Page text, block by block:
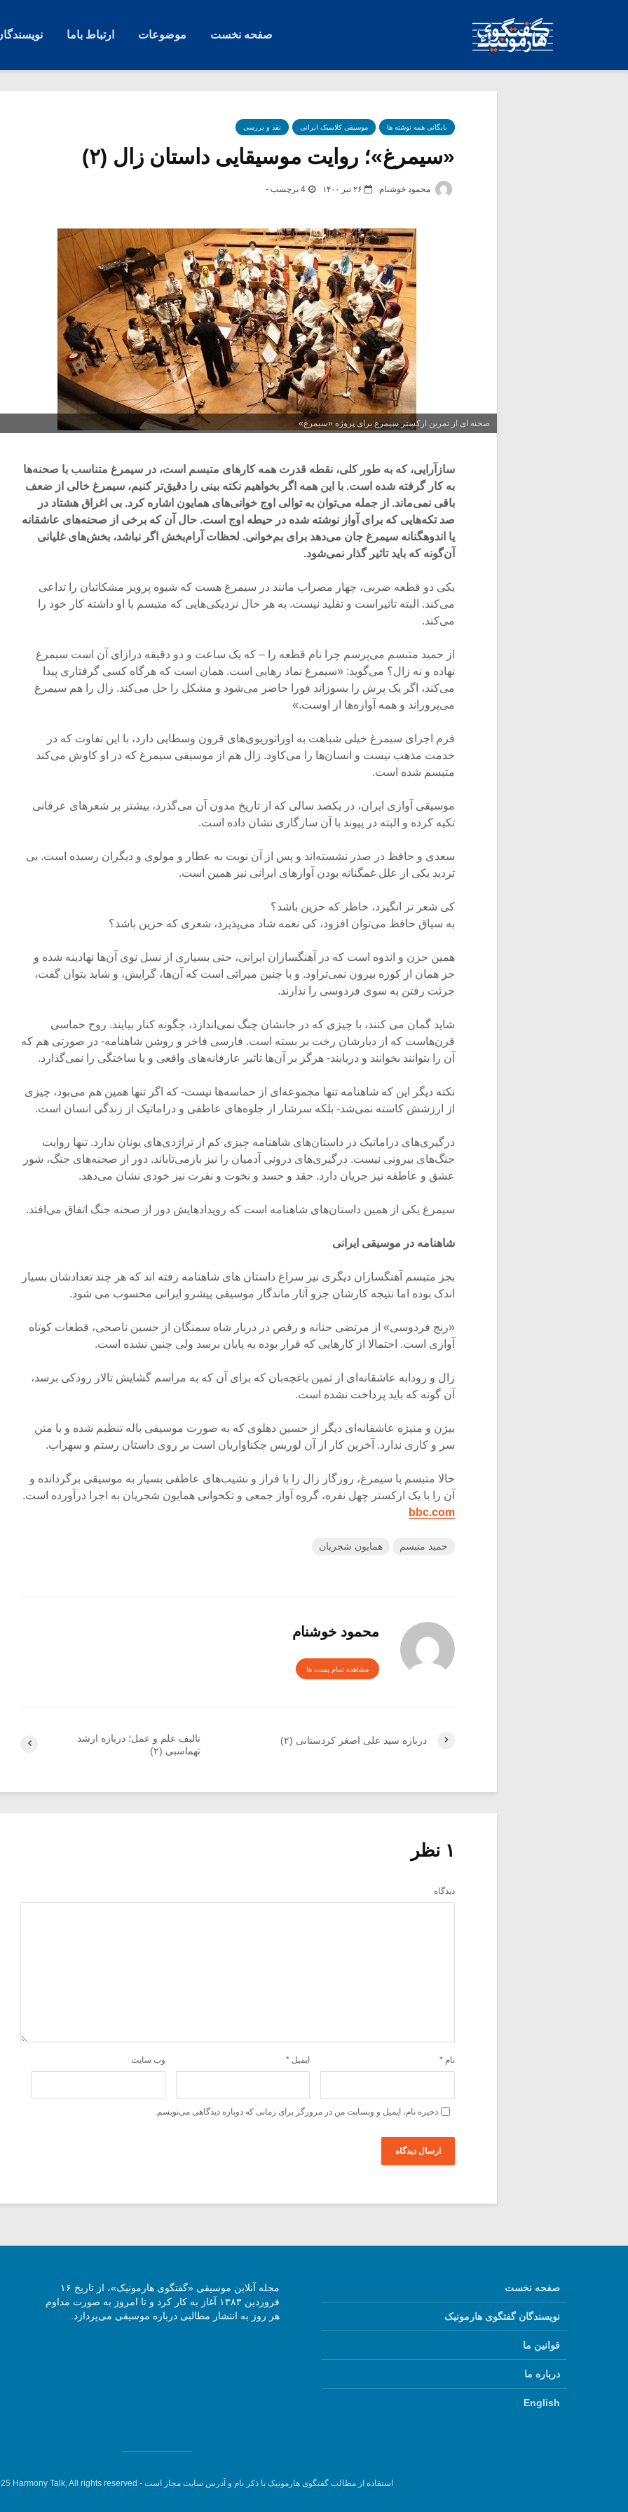
صفحه نخست موضوعات ارتباط باما
بایگانی همه نوشته ها موسیقی کلاسیک ایرانی نقد و بررسی
«سیمرغ»؛ روایت موسیقایی داستان زال (۲)
محمود خوشنام ۲۶ تیر ۱۴۰۰ 4 برچسب -
صحنه ای از تمرین ارکستر سیمرغ برای پروژه «سیمرغ»
سازآرایی، که به طور کلی، نقطه قدرت همه کارهای متبسم است، در سیمرغ متناسب با صحنه‌ها
به کار گرفته شده است. با این همه اگر بخواهیم نکته بینی را دقیق‌تر کنیم، سیمرغ خالی از ضعف
باقی نمی‌ماند. از جمله می‌توان به توالی اوج خوانی‌های همایون اشاره کرد. بی اغراق هشتاد در
صد تکه‌هایی که برای آواز نوشته شده در حیطه اوج است. حال آن که برخی از صحنه‌های عاشقانه
یا اندوهگنانه سیمرغ جان می‌دهد برای بم‌خوانی. لحظات آرام‌بخش اگر نباشد، بخش‌های غلیانی
آن‌گونه که باید تاثیر گذار نمی‌شود.
یکی دو قطعه ضربی، چهار مضراب مانند در سیمرغ هست که شیوه پرویز مشکاتیان را تداعی
می‌کند. البته تاثیراست و تقلید نیست. به هر حال نزدیکی‌هایی که متبسم با او داشته کار خود را
می‌کند.
از حمید متبسم می‌پرسم چرا نام قطعه را – که یک ساعت و دو دقیقه درازای آن است سیمرغ
نهاده و نه زال؟ می‌گوید: «سیمرغ نماد رهایی است. همان است که هرگاه کسی گرفتاری پیدا
می‌کند، اگر یک پرش را بسوزاند فورا حاضر می‌شود و مشکل را حل می‌کند. زال را هم سیمرغ
می‌پروراند و همه آوازه‌ها از اوست.»
فرم اجرای سیمرغ خیلی شباهت به اوراتوریوی‌های قرون وسطایی دارد، با این تفاوت که در
خدمت مذهب نیست و انسان‌ها را می‌کاود. زال هم از موسیقی سیمرغ که در او کاوش می‌کند
متبسم شده است.
موسیقی آوازی ایران، در یکصد سالی که از تاریخ مدون آن می‌گذرد، بیشتر بر شعرهای عرفانی
تکیه کرده و البته در پیوند با آن سازگاری نشان داده است.
سعدی و حافظ در صدر نشسته‌اند و پس از آن نوبت به عطار و مولوی و دیگران رسیده است. بی
تردید یکی از علل غمگنانه بودن آوازهای ایرانی نیز همین است.
کی شعر تر انگیزد، خاطر که حزین باشد؟
به سیاق حافظ می‌توان افزود، کی نغمه شاد می‌پذیرد، شعری که حزین باشد؟
همین حزن و اندوه است که در آهنگسازان ایرانی، حتی بسیاری از نسل نوی آن‌ها نهادینه شده و
جز همان از کوزه بیرون نمی‌تراود. و با چنین میراثی است که آن‌ها، گرایش، و شاید بتوان گفت،
جرئت رفتن به سوی فردوسی را ندارند.
شاید گمان می کنند، با چیزی که در جانشان چنگ نمی‌اندازد، چگونه کنار بیایند. روح حماسی
قرن‌هاست که از دیارشان رخت بر بسته است. فارسی فاخر و روشن شاهنامه- در صورتی هم که
آن را بتوانند بخوانند و دریابند- هرگز بر آن‌ها تاثیر عارفانه‌های واقعی و یا ساختگی را نمی‌گذارد.
نکته دیگر این که شاهنامه تنها مجموعه‌ای از حماسه‌ها نیست- که اگر تنها همین هم می‌بود، چیزی
از ارزشش کاسته نمی‌شد- بلکه سرشار از جلوه‌های عاطفی و دراماتیک از زندگی انسان است.
درگیری‌های دراماتیک در داستان‌های شاهنامه چیزی کم از تراژدی‌های یونان ندارد. تنها روایت
جنگ‌های بیرونی نیست. درگیری‌های درونی آدمیان را نیز بازمی‌تاباند. دور از صحنه‌های جنگ، شور
عشق و عاطفه نیز جریان دارد. حقد و حسد و نخوت و نفرت نیز خودی نشان می‌دهد.
سیمرغ یکی از همین داستان‌های شاهنامه است که رویدادهایش دور از صحنه جنگ اتفاق می‌افتد.
شاهنامه در موسیقی ایرانی
بجز متبسم آهنگسازان دیگری نیز سراغ داستان های شاهنامه رفته اند که هر چند تعدادشان بسیار
اندک بوده اما نتیجه کارشان جزو آثار ماندگار موسیقی پیشرو ایرانی محسوب می شود.
«رنج فردوسی» از مرتضی حنانه و رقص در دربار شاه سمنگان از حسین ناصحی، قطعات کوتاه
آوازی است. احتمالا از کارهایی که قرار بوده به پایان برسد ولی چنین نشده است.
زال و رودابه عاشقانه‌ای از ثمین باغچه‌بان که برای آن که به مراسم گشایش تالار رودکی برسد،
آن گونه که باید پرداخت نشده است.
بیژن و منیژه عاشقانه‌ای دیگر از حسین دهلوی که به صورت موسیقی باله تنظیم شده و با متن
سر و کاری ندارد. آخرین کار از آن لوریس چکناواریان است بر روی داستان رستم و سهراب.
حالا متبسم با سیمرغ، روزگار زال را با فراز و نشیب‌های عاطفی بسیار به موسیقی برگردانده و
آن را با یک ارکستر چهل نفره، گروه آواز جمعی و تکخوانی همایون شجریان به اجرا درآورده است.
bbc.com
حمید متبسم همایون شجریان
محمود خوشنام
مشاهده تمام پست ها
تالیف علم و عمل؛ درباره ارشد
تهماسبی (۲)
درباره سید علی اصغر کردستانی (۲)
۱ نظر
دیدگاه
نام * ایمیل * وب‌ سایت
ذخیره نام، ایمیل و وبسایت من در مرورگر برای زمانی که دوباره دیدگاهی می‌نویسم.
صفحه نخست
نویسندگان گفتگوی هارمونیک
قوانین ما
درباره ما
English
مجله آنلاین موسیقی «گفتگوی هارمونیک»، از تاریخ ۱۶
فروردین ۱۳۸۳ آغاز به کار کرد و تا امروز به صورت مداوم
هر روز به انتشار مطالبی درباره موسیقی می‌پردازد.
استفاده از مطالب گفتگوی هارمونیک با ذکر نام و آدرس سایت مجاز است - Harmony Talk, All rights reserved.